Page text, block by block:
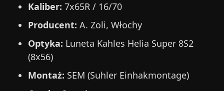
Kaliber: 7x65R / 16/70
Producent: A. Zoli, Włochy
Optyka: Luneta Kahles Helia Super 8S2
(8x56)
Montaż: SEM (Suhler Einhakmontage)